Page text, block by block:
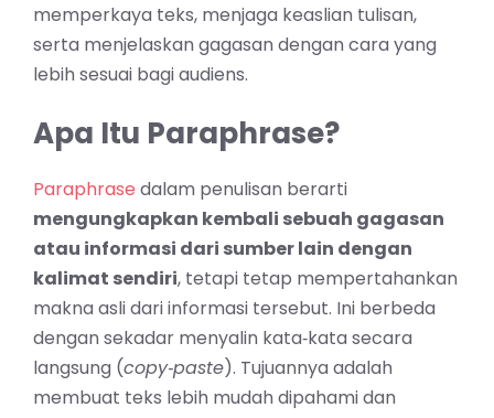
memperkaya teks, menjaga keaslian tulisan,
serta menjelaskan gagasan dengan cara yang
lebih sesuai bagi audiens.
Apa Itu Paraphrase?
Paraphrase dalam penulisan berarti
mengungkapkan kembali sebuah gagasan
atau informasi dari sumber lain dengan
kalimat sendiri, tetapi tetap mempertahankan
makna asli dari informasi tersebut. Ini berbeda
dengan sekadar menyalin kata‑kata secara
langsung (copy‑paste). Tujuannya adalah
membuat teks lebih mudah dipahami dan